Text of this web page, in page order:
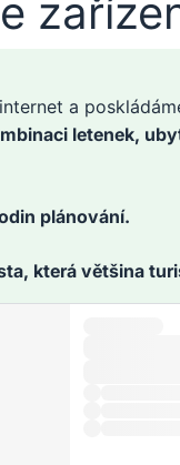
a
letenek,
plánování.
která většina